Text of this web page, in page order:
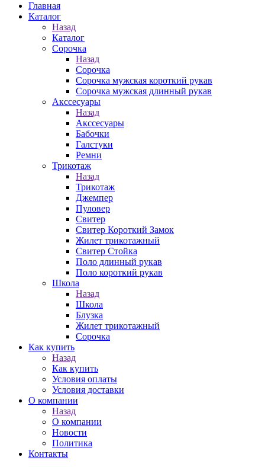
Главная
Каталог
Назад
Каталог
Сорочка
Назад
Сорочка
Сорочка мужская короткий рукав
Сорочка мужская длинный рукав
Акссесуары
Назад
Акссесуары
Бабочки
Галстуки
Ремни
Трикотаж
Назад
Трикотаж
Джемпер
Пуловер
Свитер
Свитер Короткий Замок
Жилет трикотажный
Свитер Стойка
Поло длинный рукав
Поло короткий рукав
Школа
Назад
Школа
Блузка
Жилет трикотажный
Сорочка
Как купить
Назад
Как купить
Условия оплаты
Условия доставки
О компании
Назад
О компании
Новости
Политика
Контакты